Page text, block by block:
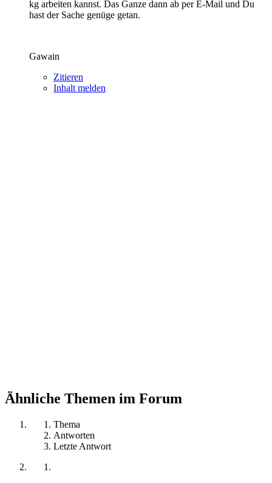
kg arbeiten kannst. Das Ganze dann ab per E-Mail und Du
hast der Sache genüge getan.
Gawain
Zitieren
Inhalt melden
Ähnliche Themen im Forum
Thema
Antworten
Letzte Antwort